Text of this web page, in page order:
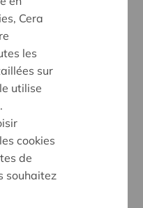
se rassembler, de
réaffirmer ses opinions
de cette
Cera
les
sur
utilise
cookies
de
souhaitez